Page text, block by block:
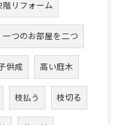
階リフォーム
一つのお部屋を二つ
供成 高い庭木
枝払う 枝切る